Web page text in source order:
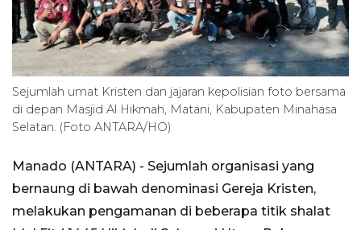
Sejumlah umat Kristen dan jajaran kepolisian foto bersama
di depan Masjid Al Hikmah, Matani, Kabupaten Minahasa
Selatan. (Foto ANTARA/HO)
Manado (ANTARA) - Sejumlah organisasi yang
bernaung di bawah denominasi Gereja Kristen,
melakukan pengamanan di beberapa titik shalat